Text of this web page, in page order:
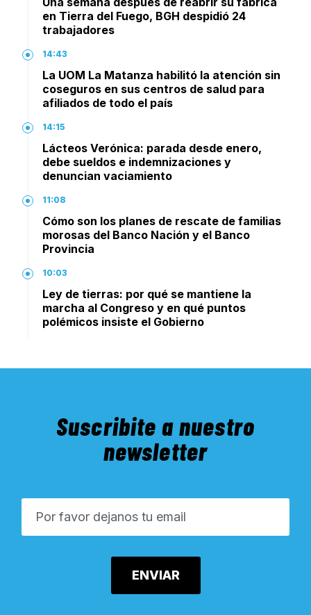
en Tierra del Fuego, BGH despidió 24
trabajadores
14:43
La UOM La Matanza habilitó la atención sin
coseguros en sus centros de salud para
afiliados de todo el país
14:15
Lácteos Verónica: parada desde enero,
debe sueldos e indemnizaciones y
denuncian vaciamiento
11:08
Cómo son los planes de rescate de familias
morosas del Banco Nación y el Banco
Provincia
10:03
Ley de tierras: por qué se mantiene la
marcha al Congreso y en qué puntos
polémicos insiste el Gobierno
Suscribite a nuestro
newsletter